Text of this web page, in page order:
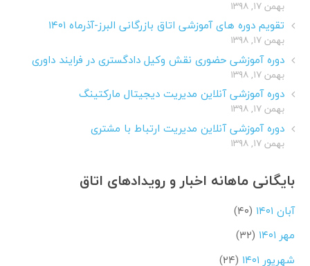
بهمن ۱۷, ۱۳۹۸
تقویم دوره های آموزشی اتاق بازرگانی البرز-آذرماه ۱۴۰۱
بهمن ۱۷, ۱۳۹۸
دوره آموزشی حضوری نقش وکیل دادگستری در فرایند داوری
بهمن ۱۷, ۱۳۹۸
دوره آموزشی آنلاین مدیریت دیجیتال مارکتینگ
بهمن ۱۷, ۱۳۹۸
دوره آموزشی آنلاین مدیریت ارتباط با مشتری
بهمن ۱۷, ۱۳۹۸
بایگانی ماهانه اخبار و رویدادهای اتاق
آبان ۱۴۰۱
(۴۰)
مهر ۱۴۰۱
(۳۲)
شهریور ۱۴۰۱
(۲۴)